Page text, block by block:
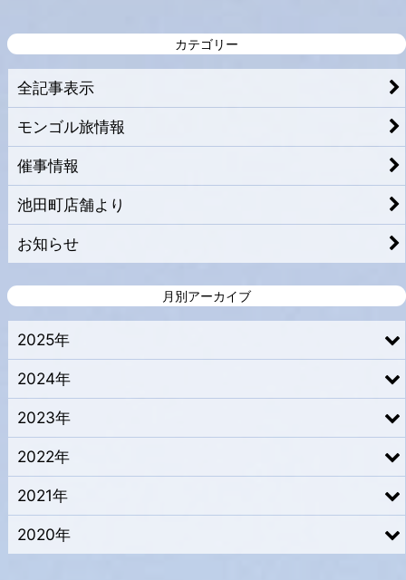
カテゴリー
全記事表示
モンゴル旅情報
催事情報
池田町店舗より
お知らせ
月別アーカイブ
2025年
2024年
2023年
2022年
2021年
2020年